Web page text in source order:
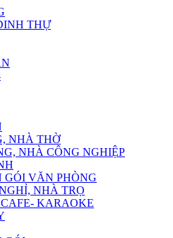
THỰ
NHÀ THỜ
NHÀ CÔNG NGHIỆP
GÓI VĂN PHÒNG
NHÀ TRỌ
KARAOKE